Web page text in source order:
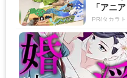
「アニ
PR(タカラ